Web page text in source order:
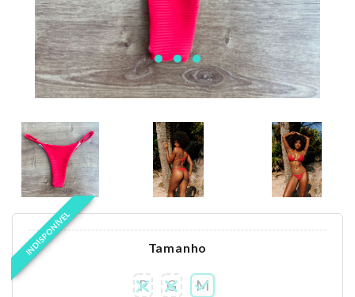
INDISPONÍVEL Tamanho
P G M